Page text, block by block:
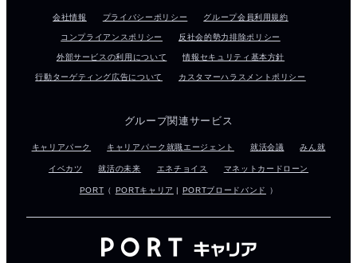
会社情報 プライバシーポリシー グループ会員利用規約
コンプライアンスポリシー 反社会的勢力排除ポリシー
外部サービスの利用について 情報セキュリティ基本方針
行動ターゲティング広告について カスタマーハラスメントポリシー